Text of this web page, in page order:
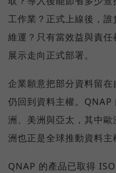
工作業？正式上線後，
維運？只有當效益與責
展示走向正式部署。
企業願意把部分資料留
仍回到資料主權。QNAP
洲、美洲與亞太，其中
洲也正是全球推動資料主
QNAP 的產品已取得